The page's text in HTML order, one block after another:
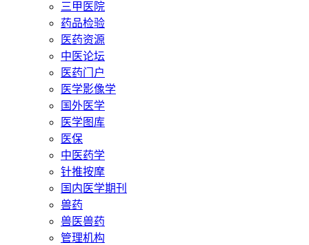
三甲医院
药品检验
医药资源
中医论坛
医药门户
医学影像学
国外医学
医学图库
医保
中医药学
针推按摩
国内医学期刊
兽药
兽医兽药
管理机构